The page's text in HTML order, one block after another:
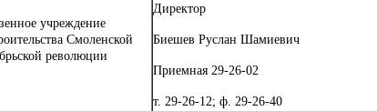
учреждение
Смоленской
революции
Директор
Биешев Руслан Шамиевич
Приемная 29-26-02
т. 29-26-12; ф. 29-26-40